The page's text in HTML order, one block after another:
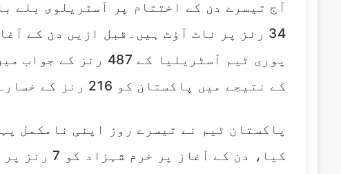
34 رنز پر ناٹ آؤٹ ہیں۔قبل ازیں دن کے
کے نتیجے میں پاکستان کو 216 رنز کے خسارے کا سامنا کرنا پڑا۔
کیا، دن کے